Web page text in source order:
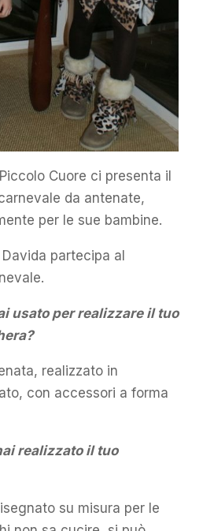
Cuore ci presenta il
da antenate,
per le sue bambine.
partecipa al
usato per realizzare il tuo
realizzato in
con accessori a forma
realizzato il tuo
su misura per le